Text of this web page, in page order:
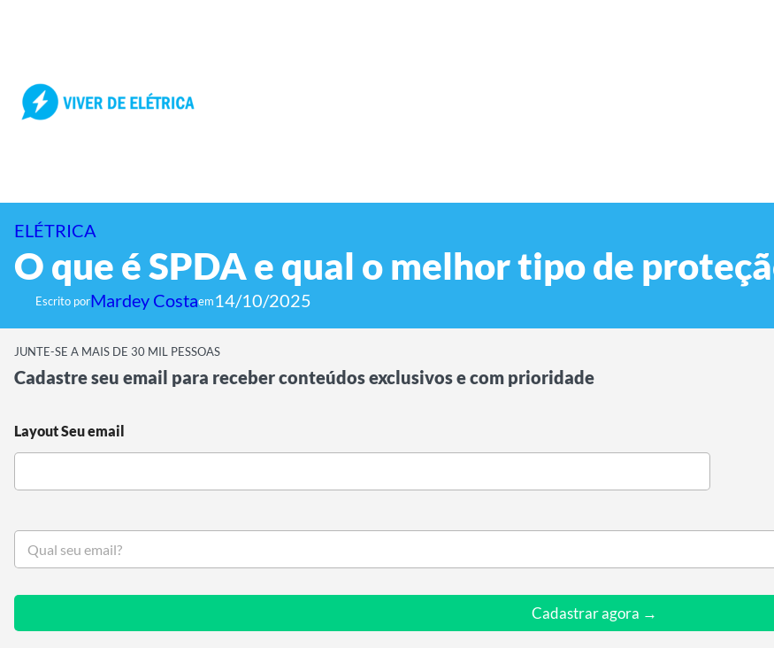
conteúdo
ELÉTRICA
O que é SPDA e qual o melhor tipo de
Escrito porMardey Costaem14/10/2025
JUNTE-SE A MAIS DE 30 MIL PESSOAS
Cadastre seu email para receber conteúdos exclusivos e com prioridade
Layout Seu email
S
u
Cadastrar agora →